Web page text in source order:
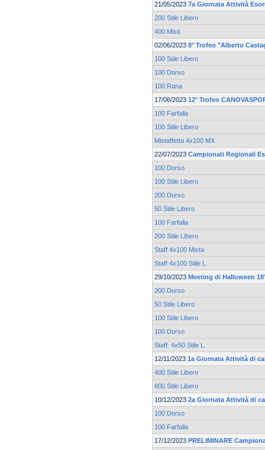
21/05/2023 7a Giornata Attività
200 Stile Libero
400 Misti
02/06/2023 8° Trofeo "Alberto
100 Stile Libero
100 Dorso
100 Rana
17/06/2023 12° Trofeo
100 Farfalla
100 Stile Libero
Mistaffetta 4x100 MX
22/07/2023 Campionati Regionali
100 Dorso
100 Stile Libero
200 Dorso
50 Stile Libero
100 Farfalla
200 Stile Libero
Staff 4x100 Mista
Staff 4x100 Stile L.
29/10/2023 Meeting di Halloween
200 Dorso
50 Stile Libero
100 Stile Libero
100 Dorso
Staff. 4x50 Stile L.
12/11/2023 1a Giornata Attività di
400 Stile Libero
800 Stile Libero
10/12/2023 2a Giornata Attività di
100 Dorso
100 Farfalla
17/12/2023 PRELIMINARE